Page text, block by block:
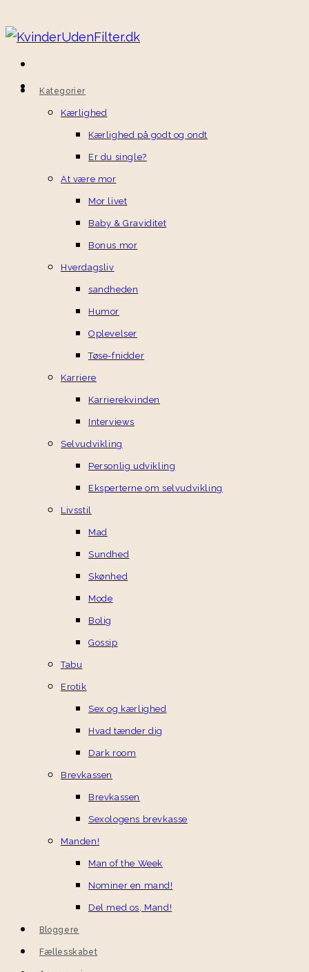
Kategorier
Kærlighed
Kærlighed på godt og ondt
Er du single?
At være mor
Mor livet
Baby & Graviditet
Bonus mor
Hverdagsliv
sandheden
Humor
Oplevelser
Tøse-fnidder
Karriere
Karrierekvinden
Interviews
Selvudvikling
Personlig udvikling
Eksperterne om selvudvikling
Livsstil
Mad
Sundhed
Skønhed
Mode
Bolig
Gossip
Tabu
Erotik
Sex og kærlighed
Hvad tænder dig
Dark room
Brevkassen
Brevkassen
Sexologens brevkasse
Manden!
Man of the Week
Nominer en mand!
Del med os, Mand!
Bloggere
Fællesskabet